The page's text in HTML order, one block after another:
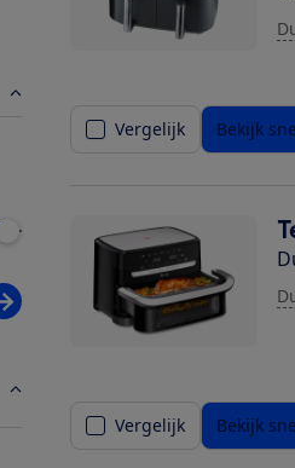
Pas prijsfilter wijziging toe
Vergelijk Bekijk
Vergelijk Bekijk